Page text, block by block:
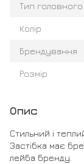
Тип
Колір
Брендування
Розмір
Опис
Стильний і
Застібка має
лейба бренду.